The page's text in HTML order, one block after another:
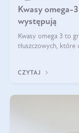
Kwasy omega-
występują
Kwasy omega 3 to
tłuszczowych, które
CZYTAJ